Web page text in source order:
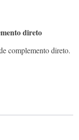
direto
complemento direto.